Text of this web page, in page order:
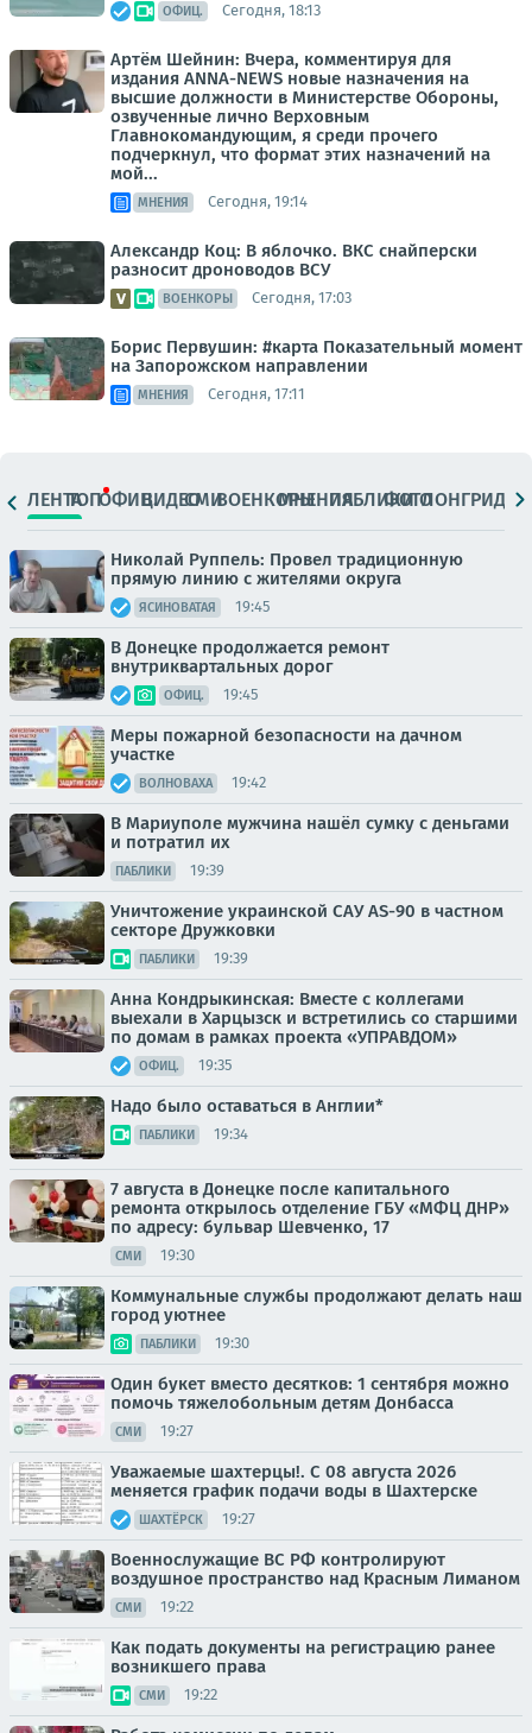
ОФИЦ. Сегодня, 18:13
Артём Шейнин: Вчера, комментируя для
издания ANNA-NEWS новые назначения на
высшие должности в Министерстве Обороны,
озвученные лично Верховным
Главнокомандующим, я среди прочего
подчеркнул, что формат этих назначений на
мой...
МНЕНИЯ Сегодня, 19:14
Александр Коц: В яблочко. ВКС снайперски
разносит дроноводов ВСУ
ВОЕНКОРЫ Сегодня, 17:03
Борис Первушин: #карта Показательный момент
на Запорожском направлении
МНЕНИЯ Сегодня, 17:11
ЛЕНТАТОПОФИЦ.ВИДЕОСМИВОЕНКОРЫМНЕНИЯПАБЛИКИ
ФОТОЛОНГРИДЫ
Николай Руппель: Провел традиционную
прямую линию с жителями округа
ЯСИНОВАТАЯ 19:45
В Донецке продолжается ремонт
внутриквартальных дорог
ОФИЦ. 19:45
Меры пожарной безопасности на дачном
участке
ВОЛНОВАХА 19:42
В Мариуполе мужчина нашёл сумку с деньгами
и потратил их
ПАБЛИКИ 19:39
Уничтожение украинской САУ AS-90 в частном
секторе Дружковки
ПАБЛИКИ 19:39
Анна Кондрыкинская: Вместе с коллегами
выехали в Харцызск и встретились со старшими
по домам в рамках проекта «УПРАВДОМ»
ОФИЦ. 19:35
Надо было оставаться в Англии*
ПАБЛИКИ 19:34
7 августа в Донецке после капитального
ремонта открылось отделение ГБУ «МФЦ ДНР»
по адресу: бульвар Шевченко, 17
СМИ 19:30
Коммунальные службы продолжают делать наш
город уютнее
ПАБЛИКИ 19:30
Один букет вместо десятков: 1 сентября можно
помочь тяжелобольным детям Донбасса
СМИ 19:27
Уважаемые шахтерцы!. С 08 августа 2026
меняется график подачи воды в Шахтерске
ШАХТЁРСК 19:27
Военнослужащие ВС РФ контролируют
воздушное пространство над Красным Лиманом
СМИ 19:22
Как подать документы на регистрацию ранее
возникшего права
СМИ 19:22